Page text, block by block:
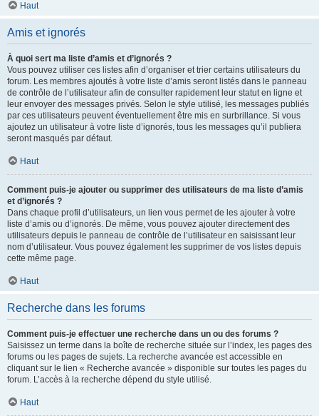
Haut
Amis et ignorés
À quoi sert ma liste d’amis et d’ignorés ?
Vous pouvez utiliser ces listes afin d’organiser et trier certains utilisateurs du
forum. Les membres ajoutés à votre liste d’amis seront listés dans le panneau
de contrôle de l’utilisateur afin de consulter rapidement leur statut en ligne et
leur envoyer des messages privés. Selon le style utilisé, les messages publiés
par ces utilisateurs peuvent éventuellement être mis en surbrillance. Si vous
ajoutez un utilisateur à votre liste d’ignorés, tous les messages qu’il publiera
seront masqués par défaut.
Haut
Comment puis-je ajouter ou supprimer des utilisateurs de ma liste d’amis
et d’ignorés ?
Dans chaque profil d’utilisateurs, un lien vous permet de les ajouter à votre
liste d’amis ou d’ignorés. De même, vous pouvez ajouter directement des
utilisateurs depuis le panneau de contrôle de l’utilisateur en saisissant leur
nom d’utilisateur. Vous pouvez également les supprimer de vos listes depuis
cette même page.
Haut
Recherche dans les forums
Comment puis-je effectuer une recherche dans un ou des forums ?
Saisissez un terme dans la boîte de recherche située sur l’index, les pages des
forums ou les pages de sujets. La recherche avancée est accessible en
cliquant sur le lien « Recherche avancée » disponible sur toutes les pages du
forum. L’accès à la recherche dépend du style utilisé.
Haut